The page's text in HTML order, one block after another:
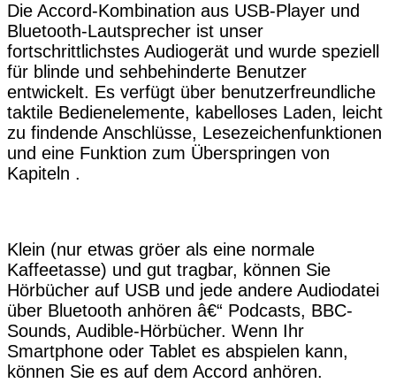
Die Accord-Kombination aus USB-Player und
Bluetooth-Lautsprecher ist unser
fortschrittlichstes Audiogerät und wurde speziell
für blinde und sehbehinderte Benutzer
entwickelt. Es verfügt über benutzerfreundliche
taktile Bedienelemente, kabelloses Laden, leicht
zu findende Anschlüsse, Lesezeichenfunktionen
und eine Funktion zum Überspringen von
Kapiteln .
Klein (nur etwas gröer als eine normale
Kaffeetasse) und gut tragbar, können Sie
Hörbücher auf USB und jede andere Audiodatei
über Bluetooth anhören â€“ Podcasts, BBC-
Sounds, Audible-Hörbücher. Wenn Ihr
Smartphone oder Tablet es abspielen kann,
können Sie es auf dem Accord anhören.